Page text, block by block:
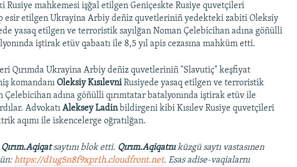
Rusiye mahkemesi işğal etilgen Geniçeskte Rusiye quvetçileri
esir etilgen Ukrayina Arbiy deñiz quvetleriniñ yedekteki zabiti Oleksiy
yasaq etilgen ve terroristik sayılğan Noman Çelebicihan adına göñülli
iştirak etüv qabaatı ile 8,5 yıl apis cezasına mahküm etti.
Qırımda Ukrayina Arbiy deñiz quvetleriniñ "Slavutiç" keşfiyat
komandanı Oleksiy KısılevniRusiyede yasaq etilgen ve terroristik
Çelebicihan adına göñülli qırımtatar batalyonında iştirak etüv ile
AdvokatıAleksey Ladin bildirgeni kibi Kısılev Rusiye quvetçileri
aqımı ile iskencelerge oğratılğan.
Qırım.Aqiqatsaytını blok etti. Qırım.Aqiqatnıküzgü saytı vastasınen
https://d1ug5n8f9xpr1h.cloudfront.net. Esas adise-vaqialarnı